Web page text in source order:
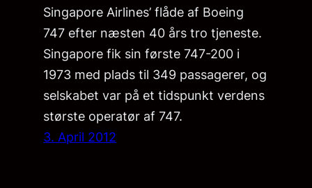
Singapore Airlines’ flåde af Boeing
747 efter næsten 40 års tro tjeneste.
Singapore fik sin første 747-200 i
1973 med plads til 349 passagerer, og
selskabet var på et tidspunkt verdens
største operatør af 747.
3. April 2012